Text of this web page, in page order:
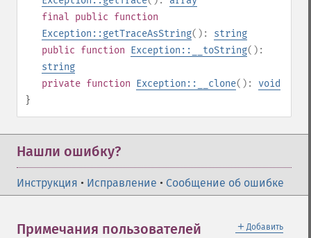
final public function
Exception::getTraceAsString(): string
public function Exception::__toString():
string
private function Exception::__clone(): void
}
Нашли ошибку?
Инструкция • Исправление • Сообщение об ошибке
＋ Добавить
Примечания пользователей